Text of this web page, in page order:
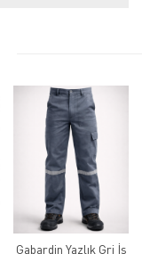
Gabardin Yazlık Gri İş